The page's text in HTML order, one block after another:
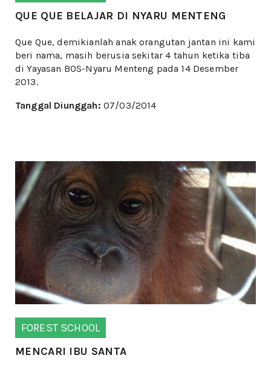
QUE QUE BELAJAR DI NYARU MENTENG
Que Que, demikianlah anak orangutan jantan ini kami
beri nama, masih berusia sekitar 4 tahun ketika tiba
di Yayasan BOS-Nyaru Menteng pada 14 Desember
2013.
Tanggal Diunggah: 07/03/2014
FOREST SCHOOL
MENCARI IBU SANTA